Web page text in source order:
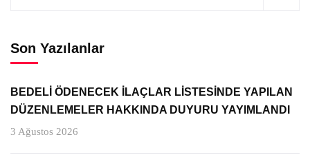
Son Yazılanlar
BEDELİ ÖDENECEK İLAÇLAR LİSTESİNDE YAPILAN
DÜZENLEMELER HAKKINDA DUYURU YAYIMLANDI
3 Ağustos 2026